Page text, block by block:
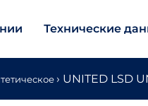
Технические
› UNITED LSD